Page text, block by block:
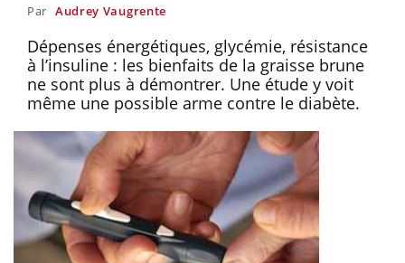
Par Audrey Vaugrente
Dépenses énergétiques, glycémie, résistance
à l’insuline : les bienfaits de la graisse brune
ne sont plus à démontrer. Une étude y voit
même une possible arme contre le diabète.